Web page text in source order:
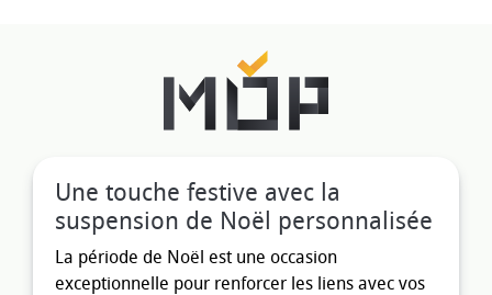
Une touche festive avec la
suspension de Noël personnalisée
La période de Noël est une occasion
exceptionnelle pour renforcer les liens avec vos